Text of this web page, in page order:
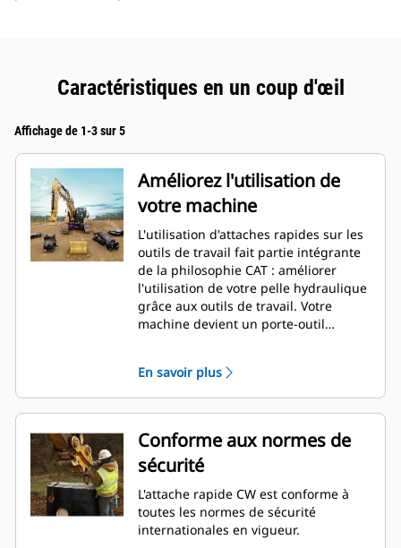
Caractéristiques en un coup d'œil
Affichage de 1-3 sur 5
Améliorez l'utilisation de
votre machine
L'utilisation d'attaches rapides sur les
outils de travail fait partie intégrante
de la philosophie CAT : améliorer
l'utilisation de votre pelle hydraulique
grâce aux outils de travail. Votre
machine devient un porte-outil
avec plus de 50 000 unités vendues au
cours des 40 dernières années.
Compatible avec différentes classes
de machines, elle peut être utilisée
sur pas moins de 700 machines
différentes, de marque Cat ou autre.
En savoir plus
Conforme aux normes de
sécurité
L'attache rapide CW est conforme à
toutes les normes de sécurité
internationales en vigueur.